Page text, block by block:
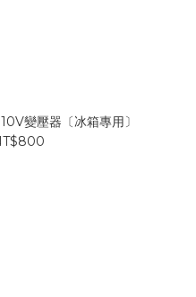
AC110V變壓器〔冰箱專用〕